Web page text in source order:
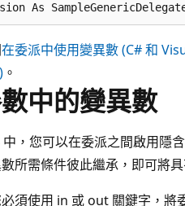
在委派中使用變異數 (C# 和
。
中的變異數
，您可以在委派之間啟用隱
所需條件彼此繼承，即可將
須使用 in 或 out 關鍵字，